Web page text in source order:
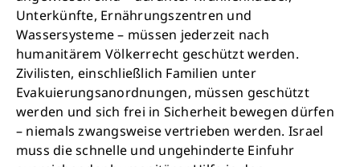
Unterkünfte, Ernährungszentren und
Wassersysteme – müssen jederzeit nach
humanitärem Völkerrecht geschützt werden.
Zivilisten, einschließlich Familien unter
Evakuierungsanordnungen, müssen geschützt
werden und sich frei in Sicherheit bewegen dürfen
– niemals zwangsweise vertrieben werden. Israel
muss die schnelle und ungehinderte Einfuhr